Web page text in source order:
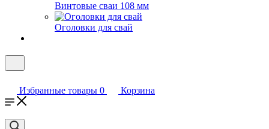
Винтовые сваи 108 мм
Оголовки для свай
Избранные товары 0 Корзина